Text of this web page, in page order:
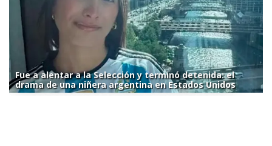
Fue a alentar a la Selección y terminó detenida: el
drama de una niñera argentina en Estados Unidos